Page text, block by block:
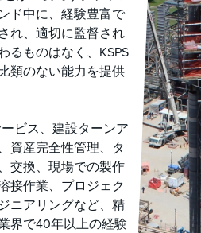
ド中に、経験豊富で
れ、適切に監督され
るものはなく、KSPS
類のない能力を提供
ビス、建設ターンア
資産完全性管理、タ
交換、現場での製作
接作業、プロジェク
ニアリングなど、精
界で40年以上の経験